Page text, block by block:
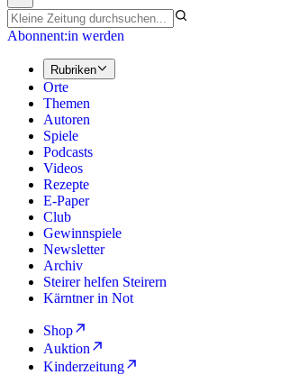
Abonnent:in werden
Rubriken
Orte
Themen
Autoren
Spiele
Podcasts
Videos
Rezepte
E-Paper
Club
Gewinnspiele
Newsletter
Archiv
Steirer helfen Steirern
Kärntner in Not
Shop
Auktion
Kinderzeitung